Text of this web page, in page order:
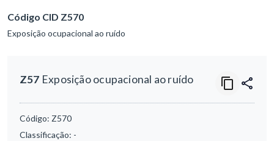
Código CID Z570
Exposição ocupacional ao ruído
Z57 Exposição ocupacional ao ruído
Código: Z570
Classificação: -